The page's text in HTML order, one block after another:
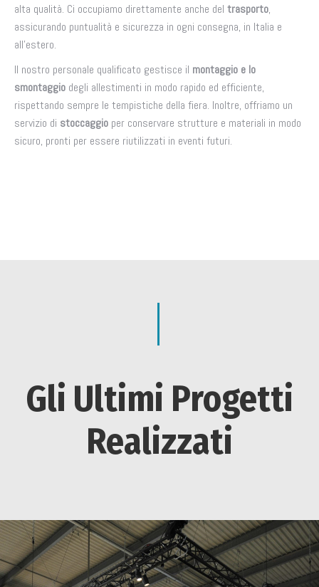
alta qualità. Ci occupiamo direttamente anche del trasporto,
assicurando puntualità e sicurezza in ogni consegna, in Italia e
all’estero.
Il nostro personale qualificato gestisce il montaggio e lo
smontaggio degli allestimenti in modo rapido ed efficiente,
rispettando sempre le tempistiche della fiera. Inoltre, offriamo un
servizio di stoccaggio per conservare strutture e materiali in modo
sicuro, pronti per essere riutilizzati in eventi futuri.
Gli Ultimi Progetti
Realizzati